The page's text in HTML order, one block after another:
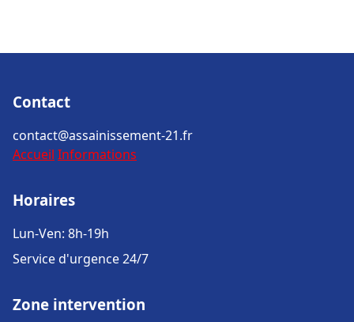
Contact
contact@assainissement-21.fr
Accueil Informations
Horaires
Lun-Ven: 8h-19h
Service d'urgence 24/7
Zone intervention